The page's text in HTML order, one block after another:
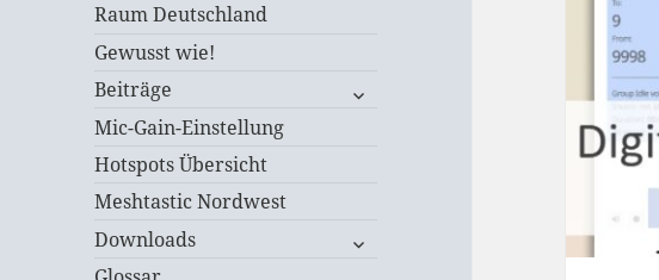
Raum Deutschland
Gewusst wie!
Beiträge
untermenü
Mic-Gain-Einstellung
Hotspots Übersicht
Meshtastic Nordwest
Downloads
untermenü